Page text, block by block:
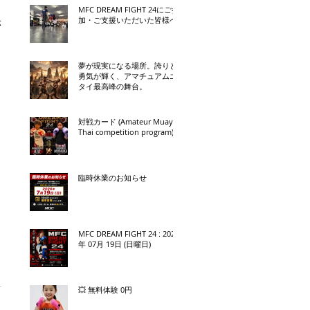
MFC DREAM FIGHT 24にご参
加・ご支援いただいた皆様へ
夢が現実になる場所。誇りと
勇気が輝く、アマチュアムエ
タイ最高峰の舞台。
対戦カード (Amateur Muay
Thai competition program)
臨時休業のお知らせ
MFC DREAM FIGHT 24 : 2026
年 07月 19日 (日曜日)
💥 無料体験 0円